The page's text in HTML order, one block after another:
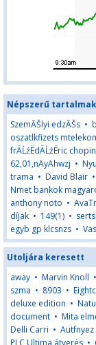
Népszerű tartalmak
SzemĂŠlyi edzĂŠs •
oszatlkfizets
frÄĹźËdÄĹźËric
62,01,nAyAhwzj •
trama • David Blair •
Nmet bankok
anthony noto •
díjak • 149(1) •
egyb gp klcsnzs •
Utoljára keresett
away • Marvin Knoll •
szma • 8903 •
deluxe edition •
document • Mita
Delli Carri • Autfnyez
PLC Ultima átverés •